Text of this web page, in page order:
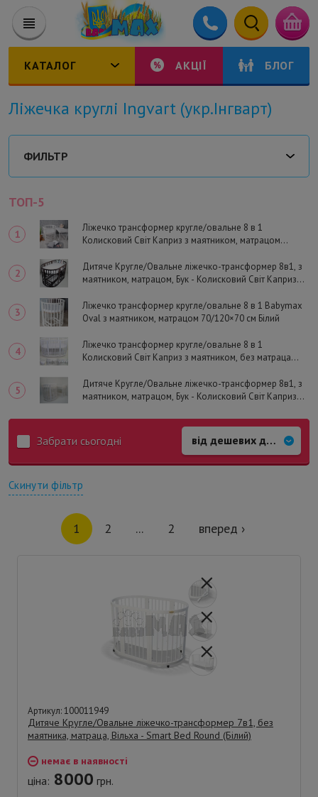
КАТАЛОГ АКЦІЇ БЛОГ
Ліжечка круглі Ingvart (укр.Інгварт)
ФИЛЬТР
ТОП-5
Ліжечко трансформер кругле/овальне 8 в 1
Колисковий Світ Каприз з маятником, матрацом
Дитяче Кругле/Овальне ліжечко-трансформер 8в1, з
маятником, матрацом, Бук - Колисковий Світ Каприз
Ліжечко трансформер кругле/овальне 8 в 1 Babymax
Oval з маятником, матрацом 70/120×70 см Білий
Ліжечко трансформер кругле/овальне 8 в 1
Колисковий Світ Каприз з маятником, без матраца
Дитяче Кругле/Овальне ліжечко-трансформер 8в1, з
маятником, матрацом, Бук - Колисковий Світ Каприз
Забрати сьогодні
Скинути фільтр
1 2 ... 2 вперед ›
Артикул: 100011949
Дитяче Кругле/Овальне ліжечко-трансформер 7в1, без
маятника, матраца, Вільха - Smart Bed Round (Білий)
немає в наявності
ціна: 8000 грн.